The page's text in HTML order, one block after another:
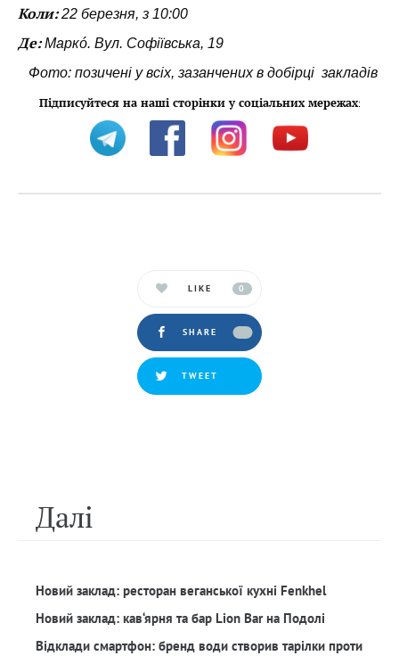
Коли:22 березня, з 10:00
Де:Маркó. Вул. Софіївська, 19
Фото: позичені у всіх, зазанчених в добірці закладів
Підписуйтеся на наші сторінки у соціальних мережах:
LIKE 0
SHARE
TWEET
Далi
Новий заклад: ресторан веганської кухні Fenkhel
Новий заклад: кав‘ярня та бар Lion Bar на Подолі
Відклади смартфон: бренд води створив тарілки проти